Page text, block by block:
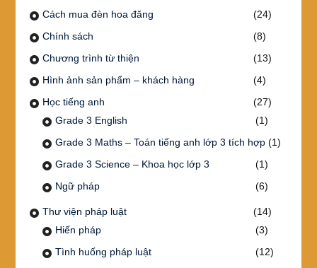
Cách mua đèn hoa đăng
(24)
Chính sách
(8)
Chương trình từ thiện
(13)
Hình ảnh sản phẩm – khách hàng
(4)
Học tiếng anh
(27)
Grade 3 English
(1)
Grade 3 Maths – Toán tiếng anh lớp 3 tích hợp(1)
Grade 3 Science – Khoa học lớp 3
(1)
Ngữ pháp
(6)
Thư viện pháp luật
(14)
Hiến pháp
(3)
Tình huống pháp luật
(12)